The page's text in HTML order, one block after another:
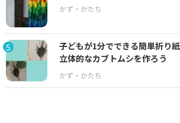
5
子どもが1分でできる簡単折り
立体的なカブトムシを作ろう